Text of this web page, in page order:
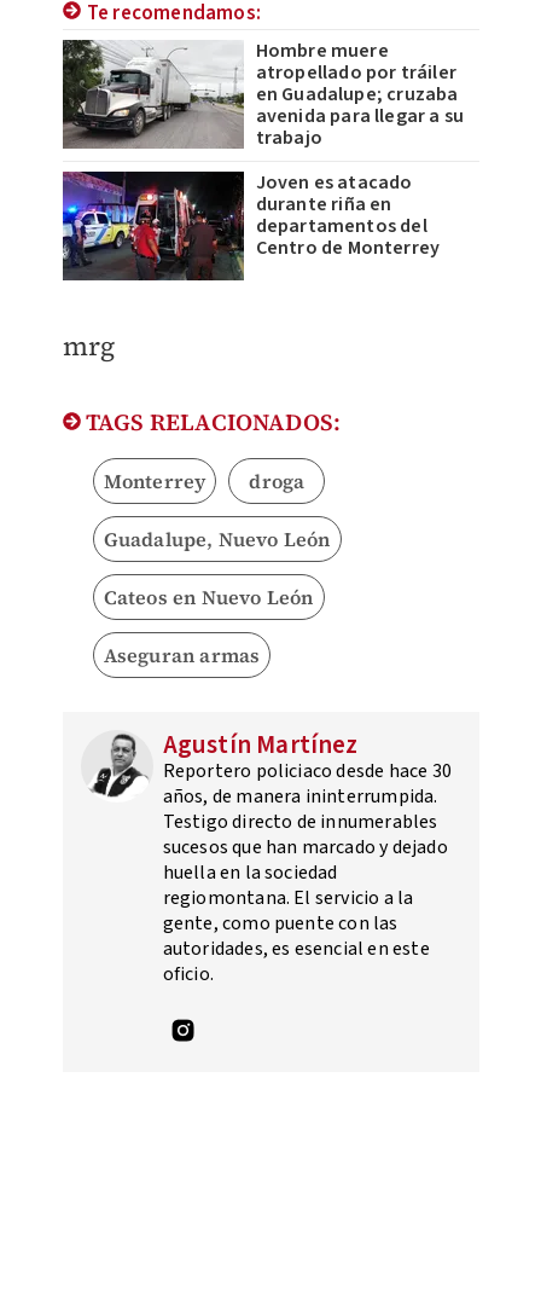
Te recomendamos:
Hombre muere
atropellado por tráiler
en Guadalupe; cruzaba
avenida para llegar a su
trabajo
Joven es atacado
durante riña en
departamentos del
Centro de Monterrey
mrg
TAGS RELACIONADOS:
Monterrey droga
Guadalupe, Nuevo León
Cateos en Nuevo León
Aseguran armas
Agustín Martínez
Reportero policiaco desde hace 30
años, de manera ininterrumpida.
Testigo directo de innumerables
sucesos que han marcado y dejado
huella en la sociedad
regiomontana. El servicio a la
gente, como puente con las
autoridades, es esencial en este
oficio.